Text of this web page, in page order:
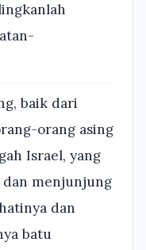
baik dari
orang asing
Israel, yang
menjunjung
dan
batu